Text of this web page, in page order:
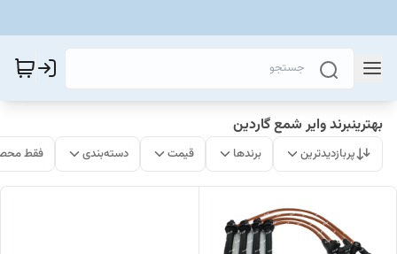
بهترینبرند وایر شمع گاردین
پربازدیدترین برندها قیمت دسته‌بندی فقط